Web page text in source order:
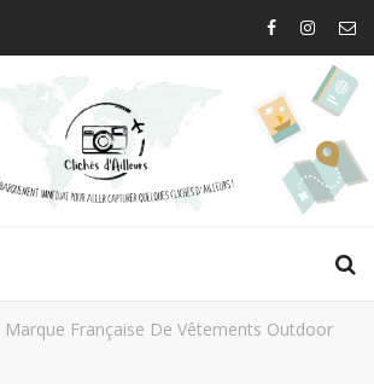
Marque Française De Vêtements Outdoor